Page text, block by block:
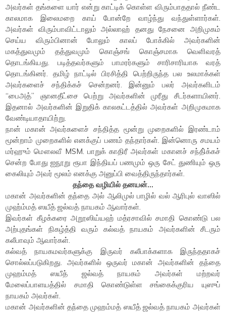
அவர்கள் தங்களை யார் என்று காட்டிக் கொள்ள விரும்பாததால் நீண்ட
காலமாக இலைமறை காய் போன்றே வாழ்ந்து வந்துள்ளார்கள்.
அவர்கள் விரும்பாவிட்டாலும் அல்லாஹ் தனது நேசனை அறிமுகம்
செய்ய விரும்பினான் போலும் காலப் போக்கில் அவர்களின்
மகத்துவமும் தத்துவமும் கொஞ்சங் கொஞ்சமாக வெளிவரத்
தொடங்கியது. படித்தவர்களும் பாமரர்களும் சாரிசாரியாக வரத்
தொடங்கினர். தமிழ் நாட்டில் பிரசித்தி பெற்றிருந்த பல உலமாக்கள்
அவர்களைச் சந்திக்கச் சென்றனர். இன்னும் பலர் அவர்களிடம்
“பைஅத்” ஞானதீட்சை பெற்று அவர்களின் முரீது சீடர்களாயினர்.
இதனால் அவர்களின் இறுதிக் காலகட்டத்தில் அவர்கள் அறிமுகமாக
வேண்டியாதாயிற்று.
நான் மகான் அவர்களைச் சந்தித்த மூன்று முறைகளில் இரண்டாம்
மூன்றாம் முறைகளில் எனக்குப் பணம் தந்தார்கள். இன்னொரு சமயம்
மர்ஹும் மௌலவீ MSM. பாறுக் காதிரீ அவர்கள் மகானச் சந்தி்க்கச்
சென்ற போது ஐநூறு ரூபா இந்தியப் பணமும் ஒரு சேட் துணியும் ஒரு
கைலியும் அவர் மூலம் எனக்கு அனுப்பி வைத்திருந்தார்கள்.
தந்தை வழியில் தனயன்…
மகான் அவர்களின் தந்தை அல் ஆலிமுல் பாழில் வல் ஆரிபுல் வாஸில்
முஹ்ம்மத் ஸயீத் ஜல்வத் நாயகம் ஆவார்கள்.
இவர்கள் கீழக்கரை அறூஸிய்யஹ் மத்ரசாவில் சமாதி கொண்டு பல
அற்புதங்கள் நிகழ்த்தி வரும் கல்வத் நாயகம் அவர்களின் சீடரும்
கலீபாவும் ஆவார்கள்.
கல்வத் நாயகமவர்களுக்கு இருவர் கலீபாக்களாக இருந்ததாகச்
சொல்லப்படுகிறது. அவர்களில் ஒருவர் மகான் அவர்களின் தந்தை
முஹம்மத் ஸயீத் ஜல்வத் நாயகம் அவர்கள் மற்றவர்
மேலைப்பாளயத்தில் சமாதி கொண்டுள்ள சங்கைக்குரிய யுஸுப்
நாயகம் அவர்கள்.
மகான் அவர்களின் தந்தை முஹம்மத் ஸயீத் ஜல்வத் நாயகம் அவர்கள்